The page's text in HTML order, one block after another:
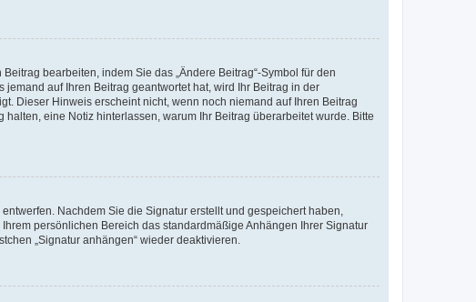
bearbeiten, indem Sie das „Ändere Beitrag“-Symbol für den
auf Ihren Beitrag geantwortet hat, wird Ihr Beitrag in der
Dieser Hinweis erscheint nicht, wenn noch niemand auf Ihren Beitrag
eine Notiz hinterlassen, warum Ihr Beitrag überarbeitet wurde. Bitte
Nachdem Sie die Signatur erstellt und gespeichert haben,
persönlichen Bereich das standardmäßige Anhängen Ihrer Signatur
„Signatur anhängen“ wieder deaktivieren.